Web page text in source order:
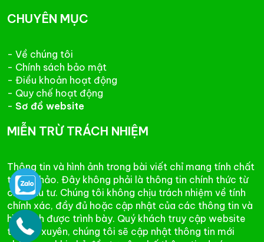
CHUYÊN MỤC
- Về chúng tôi
- Chính sách bảo mật
- Điều khoản hoạt động
- Quy chế hoạt động
- Sơ đồ website
MIỄN TRỪ TRÁCH NHIỆM
Thông tin và hình ảnh trong bài viết chỉ mang tính chất
tham khảo. Đây không phải là thông tin chính thức từ
chủ đầu tư. Chúng tôi không chịu trách nhiệm về tính
chính xác, đầy đủ hoặc cập nhật của các thông tin và
hình ảnh được trình bày. Quý khách truy cập website
thường xuyên, chúng tôi sẽ cập nhật thông tin mới